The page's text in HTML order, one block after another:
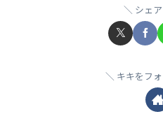
シェ
キキをフ